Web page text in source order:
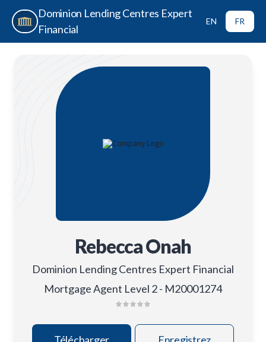
Dominion Lending Centres Expert
Financial
EN FR
Rebecca Onah
Dominion Lending Centres Expert Financial
Mortgage Agent Level 2 - M20001274